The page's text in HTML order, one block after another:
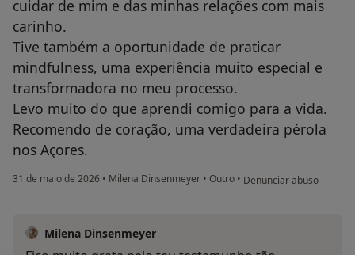
cuidar de mim e das minhas relações com mais
carinho.
Tive também a oportunidade de praticar
mindfulness, uma experiência muito especial e
transformadora no meu processo.
Levo muito do que aprendi comigo para a vida.
Recomendo de coração, uma verdadeira pérola
nos Açores.
31 de maio de 2026 • Milena Dinsenmeyer • Outro • na opinião do utilizador
Denunciar abuso
Milena Dinsenmeyer